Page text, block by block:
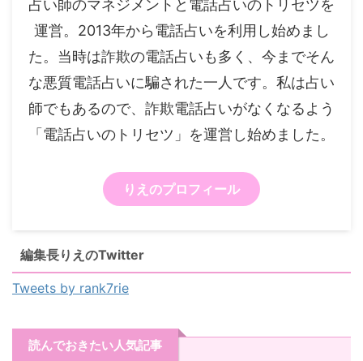
占い師のマネジメントと電話占いのトリセツを
運営。2013年から電話占いを利用し始めまし
た。当時は詐欺の電話占いも多く、今までそん
な悪質電話占いに騙された一人です。私は占い
師でもあるので、詐欺電話占いがなくなるよう
「電話占いのトリセツ」を運営し始めました。
りえのプロフィール
編集長りえのTwitter
Tweets by rank7rie
読んでおきたい人気記事